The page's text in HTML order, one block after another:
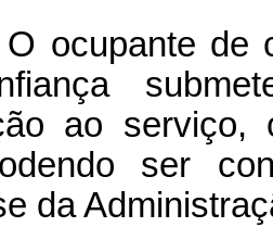
ocupante de
ao serviço,
ser
da